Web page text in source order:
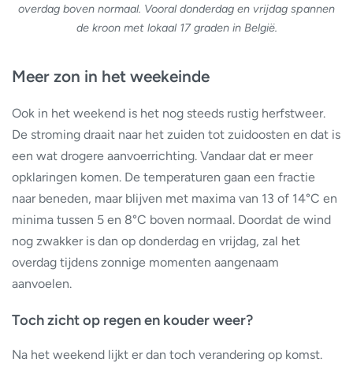
overdag boven normaal. Vooral donderdag en vrijdag spannen
de kroon met lokaal 17 graden in België.
Meer zon in het weekeinde
Ook in het weekend is het nog steeds rustig herfstweer.
De stroming draait naar het zuiden tot zuidoosten en dat is
een wat drogere aanvoerrichting. Vandaar dat er meer
opklaringen komen. De temperaturen gaan een fractie
naar beneden, maar blijven met maxima van 13 of 14°C en
minima tussen 5 en 8°C boven normaal. Doordat de wind
nog zwakker is dan op donderdag en vrijdag, zal het
overdag tijdens zonnige momenten aangenaam
aanvoelen.
Toch zicht op regen en kouder weer?
Na het weekend lijkt er dan toch verandering op komst.